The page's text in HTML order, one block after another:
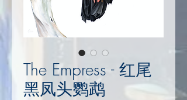
The Empress - 红尾
黑凤头鹦鹉